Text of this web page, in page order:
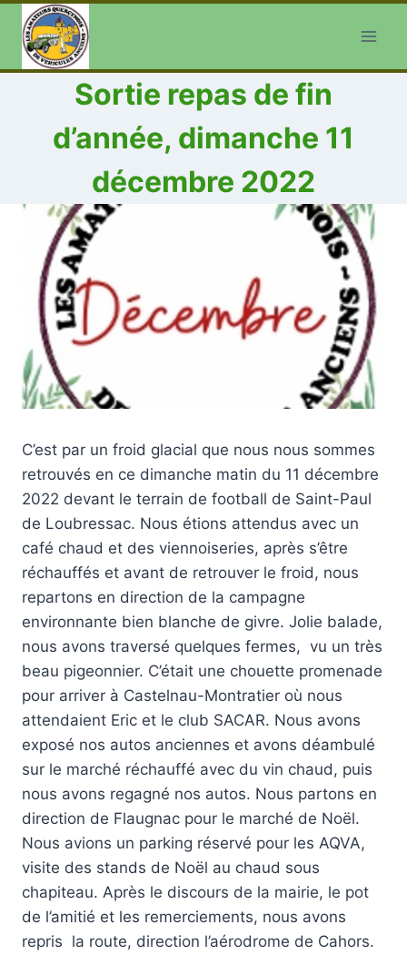
Aller
contenu
Sortie repas de fin
d’année, dimanche 11
décembre 2022
C’est par un froid glacial que nous nous sommes
retrouvés en ce dimanche matin du 11 décembre
2022 devant le terrain de football de Saint-Paul
de Loubressac. Nous étions attendus avec un
café chaud et des viennoiseries, après s’être
réchauffés et avant de retrouver le froid, nous
repartons en direction de la campagne
environnante bien blanche de givre. Jolie balade,
nous avons traversé quelques fermes, vu un très
beau pigeonnier. C’était une chouette promenade
pour arriver à Castelnau-Montratier où nous
attendaient Eric et le club SACAR. Nous avons
exposé nos autos anciennes et avons déambulé
sur le marché réchauffé avec du vin chaud, puis
nous avons regagné nos autos. Nous partons en
direction de Flaugnac pour le marché de Noël.
Nous avions un parking réservé pour les AQVA,
visite des stands de Noël au chaud sous
chapiteau. Après le discours de la mairie, le pot
de l’amitié et les remerciements, nous avons
repris la route, direction l’aérodrome de Cahors.